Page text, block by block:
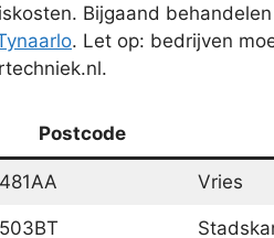
Bijgaand
. Let op: bedrijven
Postcode
Vries